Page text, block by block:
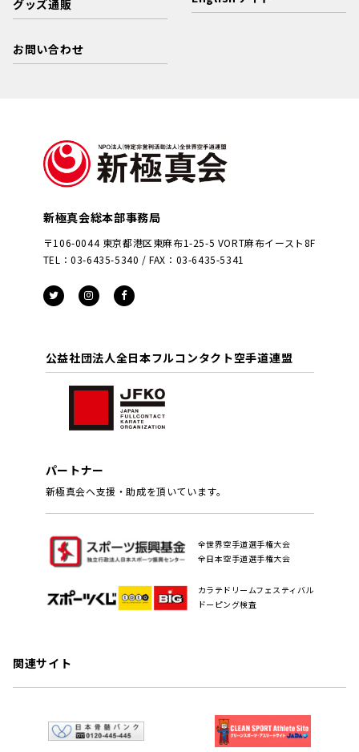
グッズ通販
お問い合わせ
新極真会総本部事務局
〒106-0044 東京都港区東麻布1-25-5 VORT麻布イースト8F
TEL：03-6435-5340 / FAX：03-6435-5341
公益社団法人全日本フルコンタクト空手道連盟
パートナー
新極真会へ支援・助成を頂いています。
全世界空手道選手権大会
全日本空手道選手権大会
カラテドリームフェスティバル
ドーピング検査
関連サイト